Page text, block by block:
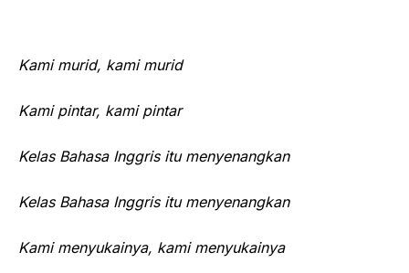
Kami murid, kami murid
Kami pintar, kami pintar
Kelas Bahasa Inggris itu menyenangkan
Kelas Bahasa Inggris itu menyenangkan
Kami menyukainya, kami menyukainya